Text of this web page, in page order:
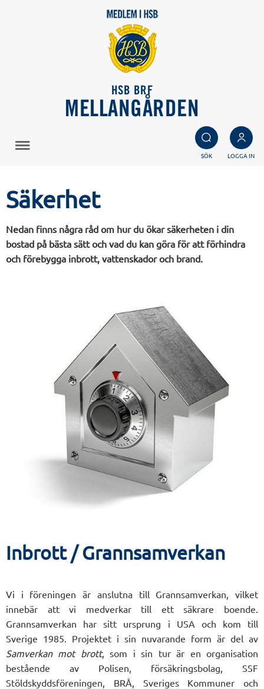
HSB BRF
MELLANGÅRDEN
SÖK LOGGA IN
Säkerhet
Nedan finns några råd om hur du ökar säkerheten i din
bostad på bästa sätt och vad du kan göra för att förhindra
och förebygga inbrott, vattenskador och brand.
Inbrott / Grannsamverkan
Vi i föreningen är anslutna till Grannsamverkan, vilket
innebär att vi medverkar till ett säkrare boende.
Grannsamverkan har sitt ursprung i USA och kom till
Sverige 1985. Projektet i sin nuvarande form är del av
Samverkan mot brott, som i sin tur är en organisation
bestående av Polisen, försäkringsbolag, SSF
Stöldskyddsföreningen, BRÅ, Sveriges Kommuner och